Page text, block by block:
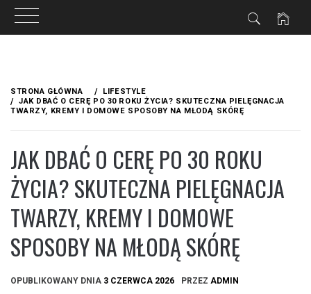
treści
STRONA GŁÓWNA
LIFESTYLE
JAK DBAĆ O CERĘ PO 30 ROKU ŻYCIA? SKUTECZNA PIELĘGNACJA
TWARZY, KREMY I DOMOWE SPOSOBY NA MŁODĄ SKÓRĘ
JAK DBAĆ O CERĘ PO 30 ROKU
ŻYCIA? SKUTECZNA PIELĘGNACJA
TWARZY, KREMY I DOMOWE
SPOSOBY NA MŁODĄ SKÓRĘ
OPUBLIKOWANY DNIA 3 CZERWCA 2026 PRZEZ ADMIN